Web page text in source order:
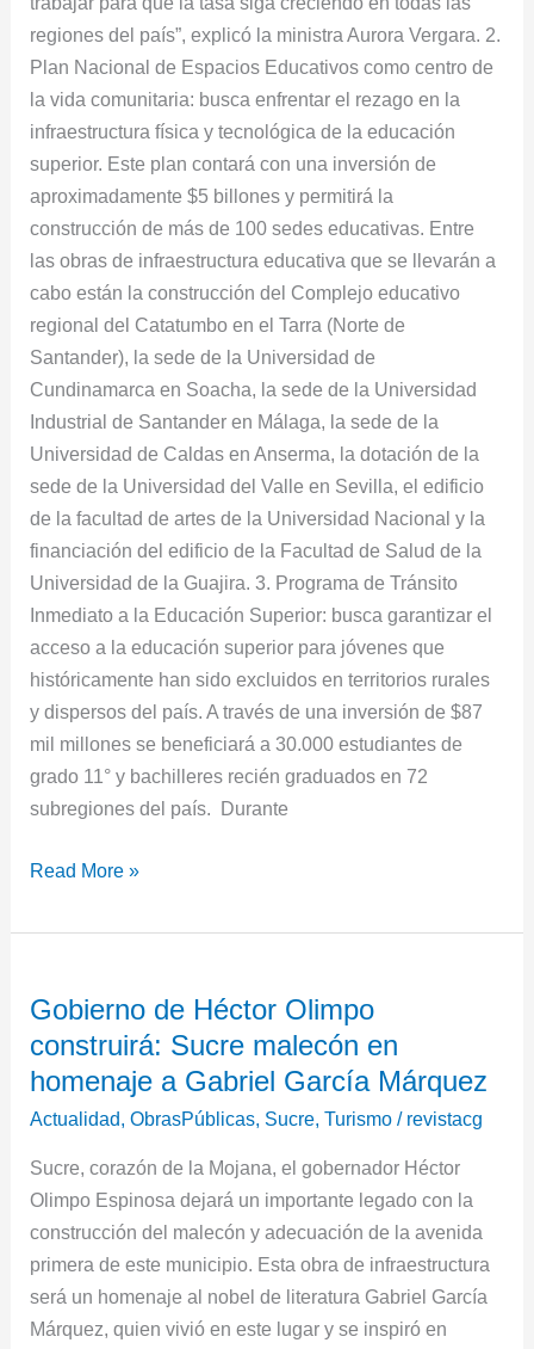
regiones del país”, explicó la ministra Aurora Vergara. 2.
Plan Nacional de Espacios Educativos como centro de
la vida comunitaria: busca enfrentar el rezago en la
infraestructura física y tecnológica de la educación
superior. Este plan contará con una inversión de
aproximadamente $5 billones y permitirá la
construcción de más de 100 sedes educativas. Entre
las obras de infraestructura educativa que se llevarán a
cabo están la construcción del Complejo educativo
regional del Catatumbo en el Tarra (Norte de
Santander), la sede de la Universidad de
Cundinamarca en Soacha, la sede de la Universidad
Industrial de Santander en Málaga, la sede de la
Universidad de Caldas en Anserma, la dotación de la
sede de la Universidad del Valle en Sevilla, el edificio
de la facultad de artes de la Universidad Nacional y la
financiación del edificio de la Facultad de Salud de la
Universidad de la Guajira. 3. Programa de Tránsito
Inmediato a la Educación Superior: busca garantizar el
acceso a la educación superior para jóvenes que
históricamente han sido excluidos en territorios rurales
y dispersos del país. A través de una inversión de $87
mil millones se beneficiará a 30.000 estudiantes de
grado 11° y bachilleres recién graduados en 72
subregiones del país. Durante
Read More »
Gobierno de Héctor Olimpo
construirá: Sucre malecón en
homenaje a Gabriel García Márquez
Actualidad,ObrasPúblicas, Sucre,Turismo / revistacg
Sucre, corazón de la Mojana, el gobernador Héctor
Olimpo Espinosa dejará un importante legado con la
construcción del malecón y adecuación de la avenida
primera de este municipio. Esta obra de infraestructura
será un homenaje al nobel de literatura Gabriel García
Márquez, quien vivió en este lugar y se inspiró en
de
Héctor
Olimpo
malecón
en
homenaje
a
Gabriel
García